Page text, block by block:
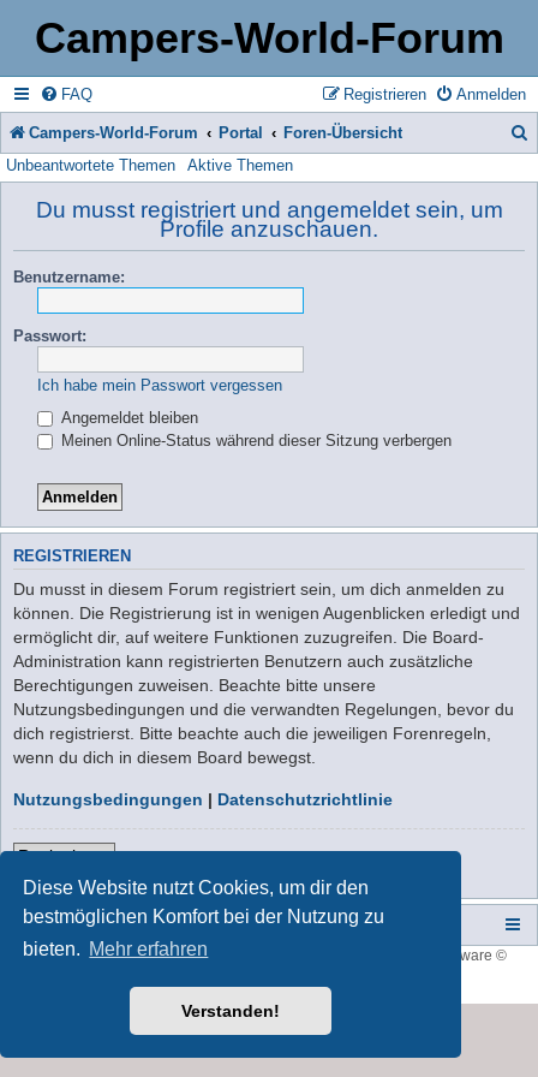
Diese Website nutzt Cookies, um dir den
bestmöglichen Komfort bei der Nutzung zu
bieten. Mehr erfahren
Verstanden!
Campers-World-Forum
FAQ Anmelden
Registrieren
Campers-World-Forum Portal Foren-Übersicht
Unbeantwortete Themen Aktive Themen
Du musst registriert und angemeldet sein, um
Profile anzuschauen.
Benutzername:
Passwort:
Ich habe mein Passwort vergessen
Angemeldet bleiben
Meinen Online-Status während dieser Sitzung verbergen
REGISTRIEREN
Du musst in diesem Forum registriert sein, um dich anmelden zu
können. Die Registrierung ist in wenigen Augenblicken erledigt und
ermöglicht dir, auf weitere Funktionen zuzugreifen. Die Board-
Administration kann registrierten Benutzern auch zusätzliche
Berechtigungen zuweisen. Beachte bitte unsere
Nutzungsbedingungen und die verwandten Regelungen, bevor du
dich registrierst. Bitte beachte auch die jeweiligen Forenregeln,
wenn du dich in diesem Board bewegst.
Nutzungsbedingungen | Datenschutzrichtlinie
Registrieren
Campers-World-Forum Portal Foren-Übersicht
Style developer byforum tricolor
® Forum Software ©
Deutsche Übersetzung durch